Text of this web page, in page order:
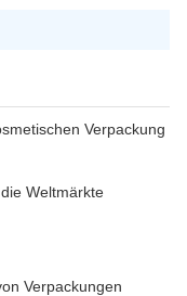
Verpackung
Weltmärkte
Verpackungen